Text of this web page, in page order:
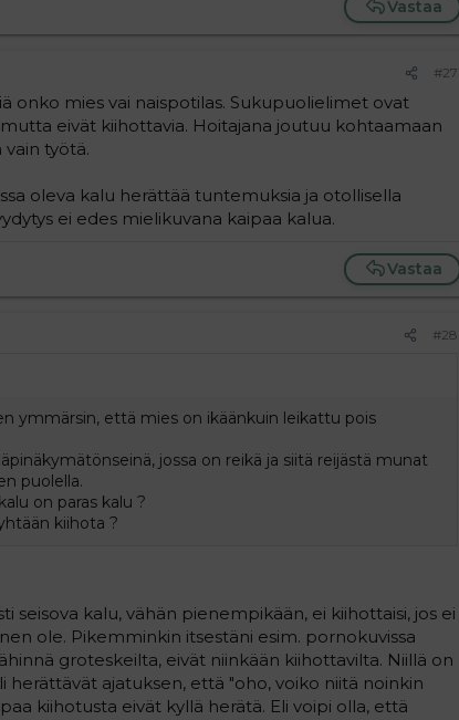
Vastaa
#27
onko mies vai naispotilas. Sukupuolielimet ovat
eivät kiihottavia. Hoitajana joutuu kohtaamaan
työtä.
oleva kalu herättää tuntemuksia ja otollisella
ei edes mielikuvana kaipaa kalua.
Vastaa
#28
ymmärsin, että mies on ikäänkuin leikattu pois
jossa on reikä ja siitä reijästä munat
puolella.
on paras kalu ?
kiihota ?
seisova kalu, vähän pienempikään, ei kiihottaisi, jos ei
ole. Pikemminkin itsestäni esim. pornokuvissa
groteskeilta, eivät niinkään kiihottavilta. Niillä on
ajatuksen, että "oho, voiko niitä noinkin
kiihotusta eivät kyllä herätä. Eli voipi olla, että